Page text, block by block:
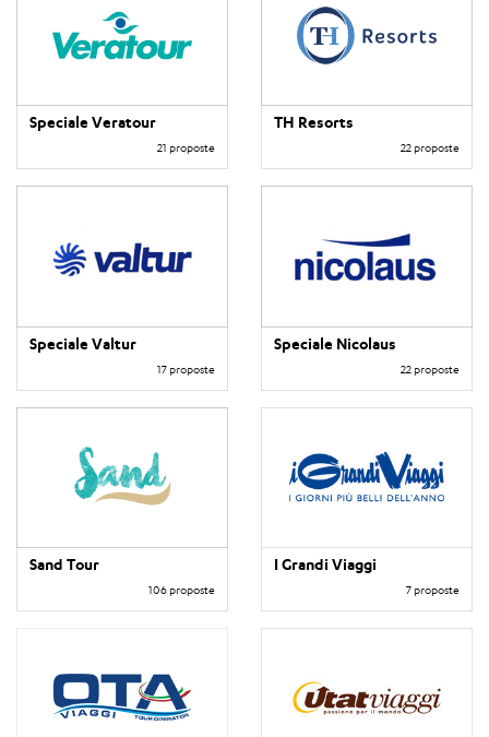
Speciale Veratour
21 proposte
TH Resorts
22 proposte
Speciale Valtur
17 proposte
Speciale Nicolaus
22 proposte
Sand Tour
106 proposte
I Grandi Viaggi
7 proposte